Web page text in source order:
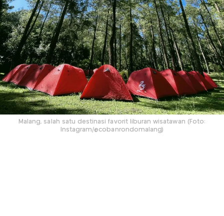
Malang, salah satu destinasi favorit liburan wisatawan (Foto:
Instagram/@cobanrondomalang)